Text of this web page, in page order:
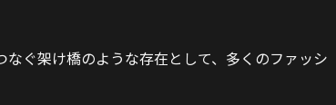
ぐ架け橋のような存在として、多くのファッシ